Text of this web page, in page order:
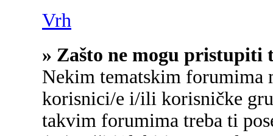
Vrh
» Zašto ne mogu pristupiti
Nekim tematskim forumima
korisnici/e i/ili korisničke
takvim forumima treba ti